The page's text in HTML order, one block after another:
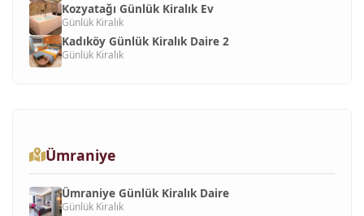
Kozyatağı Günlük Kiralık Ev
Günlük Kiralık
Kadıköy Günlük Kiralık Daire 2
Günlük Kiralık
Ümraniye
Ümraniye Günlük Kiralık Daire
Günlük Kiralık